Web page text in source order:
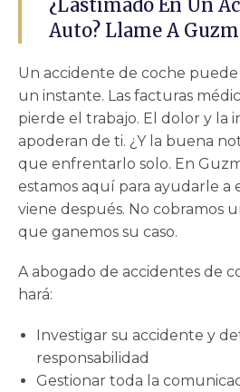
¿Lastimado En Un
Auto? Llame A
Un accidente de coche
un instante. Las facturas
pierde el trabajo. El dolor y la
apoderan de ti. ¿Y la buena
que enfrentarlo solo. En
estamos aquí para ayudarle
viene después. No cobramos
que ganemos su caso.
Aabogado de accidentes de
hará:
Investigar su accidente y
responsabilidad
Gestionar toda la